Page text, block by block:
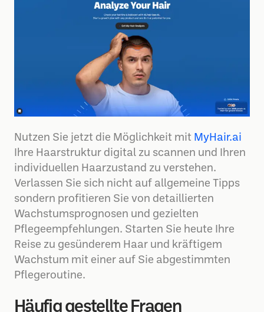
Nutzen Sie jetzt die Möglichkeit mit MyHair.ai
Ihre Haarstruktur digital zu scannen und Ihren
individuellen Haarzustand zu verstehen.
Verlassen Sie sich nicht auf allgemeine Tipps
sondern profitieren Sie von detaillierten
Wachstumsprognosen und gezielten
Pflegeempfehlungen. Starten Sie heute Ihre
Reise zu gesünderem Haar und kräftigem
Wachstum mit einer auf Sie abgestimmten
Pflegeroutine.
Häufig gestellte Fragen